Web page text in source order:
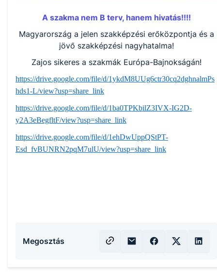
A szakma nem B terv, hanem hivatás!!!!
Magyarország a jelen szakképzési erőközpontja és a
jövő szakképzési nagyhatalma!
Zajos sikeres a szakmák Európa-Bajnokságán!
https://drive.google.com/file/d/1ykdM8UUg6ctr30cq2dghnalmPs
hds1-L/view?usp=share_link
https://drive.google.com/file/d/1ba0TPKbilZ3IVX-IG2D-
y2A3eBegfltF/view?usp=share_link
https://drive.google.com/file/d/1ehDwUppQStPT-
Esd_fvBUNRN2pqM7ulU/view?usp=share_link
Megosztás